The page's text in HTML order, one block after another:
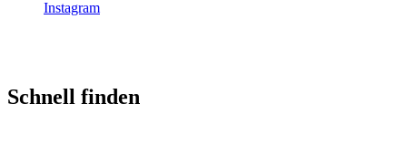
Instagram
Schnell finden